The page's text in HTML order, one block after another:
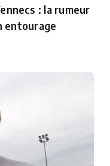
: la rumeur
entourage